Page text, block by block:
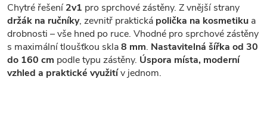
Chytré řešení2v1 pro sprchové zástěny. Z vnější strany
držák na ručníky, zevnitř praktická polička na kosmetiku a
drobnosti – vše hned po ruce. Vhodné pro sprchové zástěny
s maximální tloušťkou skla8 mm. Nastavitelná šířka od 30
do 160 cm podle typu zástěny. Úspora místa, moderní
vzhled a praktické využitív jednom.